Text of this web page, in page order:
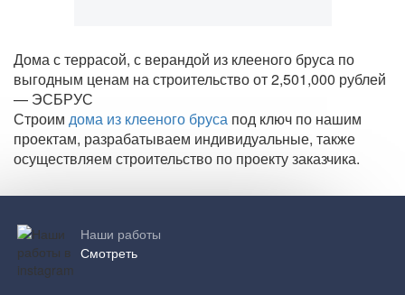
Дома с террасой, с верандой из клееного бруса по
выгодным ценам на строительство от 2,501,000 рублей
— ЭСБРУС
Строим дома из клееного бруса под ключ по нашим
проектам, разрабатываем индивидуальные, также
осуществляем строительство по проекту заказчика.
Наши работы
Смотреть